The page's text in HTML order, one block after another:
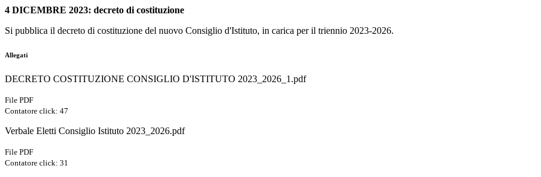
4 DICEMBRE 2023: decreto di costituzione
Si pubblica il decreto di costituzione del nuovo Consiglio d'Istituto, in carica per il triennio 2023-2026.
Allegati
DECRETO COSTITUZIONE CONSIGLIO D'ISTITUTO 2023_2026_1.pdf
File PDF
Contatore click: 47
Verbale Eletti Consiglio Istituto 2023_2026.pdf
File PDF
Contatore click: 31